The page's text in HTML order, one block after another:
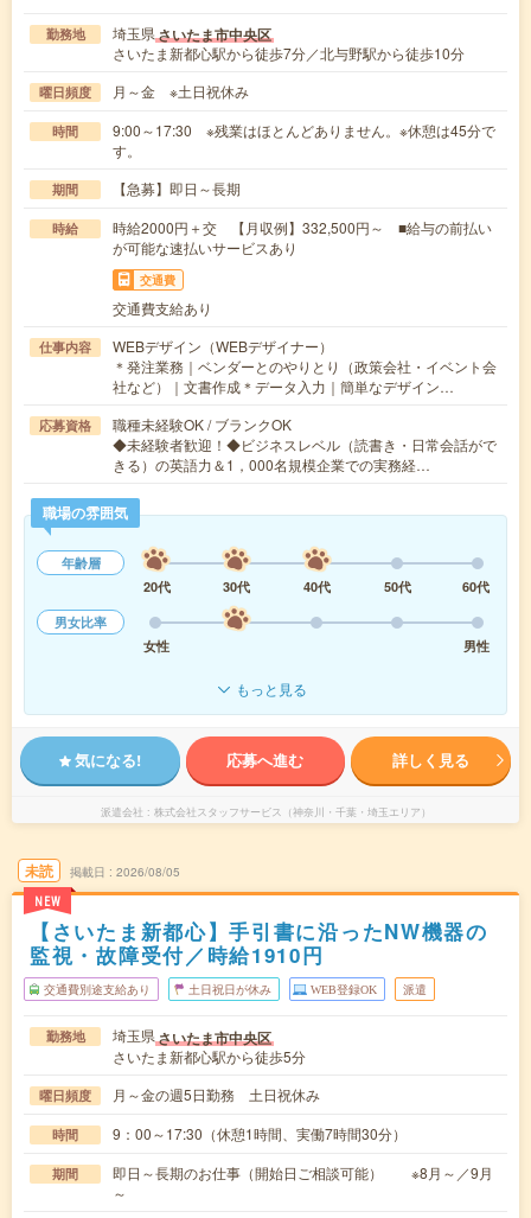
勤務地 埼玉県さいたま市中央区
さいたま新都心駅から徒歩7分／北与野駅から徒歩10分
曜日頻度 月～金 ※土日祝休み
時間
9:00～17:30 ※残業はほとんどありません。※休憩は45分で
す。
期間 【急募】即日～長期
時給
時給2000円＋交 【月収例】332,500円～ ■給与の前払い
が可能な速払いサービスあり
交通費
交通費支給あり
仕事内容
WEBデザイン（WEBデザイナー）
＊発注業務｜ベンダーとのやりとり（政策会社・イベント会
社など）｜文書作成＊データ入力｜簡単なデザイン…
応募資格
職種未経験OK / ブランクOK
◆未経験者歓迎！◆ビジネスレベル（読書き・日常会話がで
きる）の英語力＆1，000名規模企業での実務経…
職場の雰囲気
年齢層
20代
30代 40代 50代
60代
男女比率
女性
男性
もっと見る
気になる! 応募へ進む 詳しく見る
派遣会社 株式会社スタッフサービス（神奈川・千葉・埼玉エリア）
未読
NEW
掲載日 2026/08/05
【さいたま新都心】手引書に沿ったNW機器の
監視・故障受付／時給1910円
交通費別途支給あり 土日祝日が休み WEB登録OK 派遣
勤務地 埼玉県さいたま市中央区
さいたま新都心駅から徒歩5分
曜日頻度 月～金の週5日勤務 土日祝休み
時間 9：00～17:30（休憩1時間、実働7時間30分）
期間
即日～長期のお仕事（開始日ご相談可能） ※8月～／9月
～